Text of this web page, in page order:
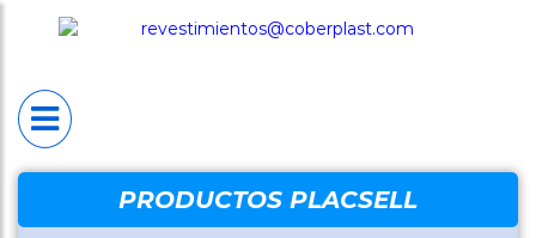
INICIO PLACSELL®
Placsell® Sanitario
Decorativo (PSD)
PRODUCTOS PLACSELL